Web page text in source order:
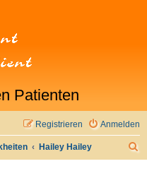
Patienten
Anmelden
Registrieren
Hailey Hailey